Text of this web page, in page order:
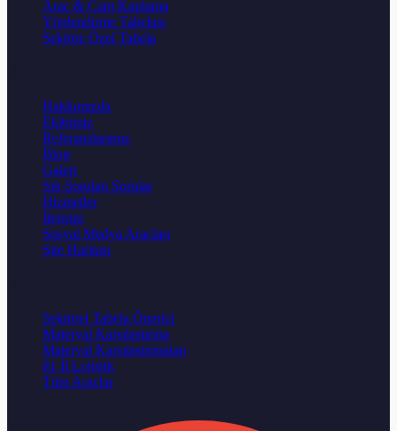
Araç & Cam Kaplama
Yönlendirme Tabelası
Sektöre Özel Tabela
Hakkımızda
Ekibimiz
Referanslarımız
Blog
Galeri
Sık Sorulan Sorular
Hizmetler
İletişim
Sosyal Medya Araçları
Site Haritası
Sektörel Tabela Önerici
Materyal Karşılaştırma
Materyal Karşılaştırmaları
81 İl Lojistik
Tüm Araçlar